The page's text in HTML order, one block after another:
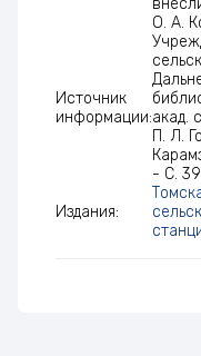
О. А.
Источник
информации:акад.
П. Л.
- С.
Издания: